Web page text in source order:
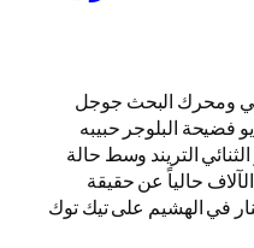
ومحرك البحث جوجل
فضيحة البلوجر حبيبه
التريند وسط حالة
حالياً عن حقيقة
في الهشيم على تيك توك